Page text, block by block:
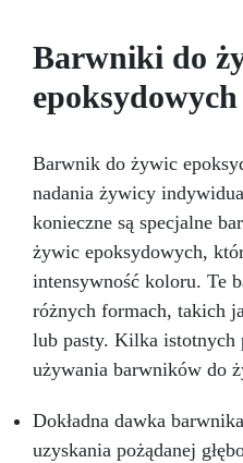
miniaturek
Z
ale tworzysz z
utwardzania i
formuła wzmacniają
Barwniki do
epoksydowych
Barwnik do żywic
nadania żywicy
konieczne są specjalne
żywic epoksydowych,
intensywność koloru. Te
różnych formach, takich
lub pasty. Kilka istotnych
używania barwników do
Dokładna dawka
uzyskania pożądanej